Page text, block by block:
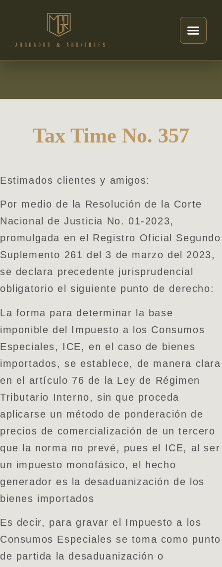
Tax Time No. 357
Estimados clientes y amigos:
Por medio de la Resolución de la Corte
Nacional de Justicia No. 01-2023,
promulgada en el Registro Oficial Segundo
Suplemento 261 del 3 de marzo del 2023,
se declara precedente jurisprudencial
obligatorio el siguiente punto de derecho:
La forma para determinar la base
imponible del Impuesto a los Consumos
Especiales, ICE, en el caso de bienes
importados, se establece, de manera clara
en el artículo 76 de la Ley de Régimen
Tributario Interno, sin que proceda
aplicarse un método de ponderación de
precios de comercialización de un tercero
que la norma no prevé, pues el ICE, al ser
un impuesto monofásico, el hecho
generador es la desaduanización de los
bienes importados
Es decir, para gravar el Impuesto a los
Consumos Especiales se toma como punto
de partida la desaduanización o